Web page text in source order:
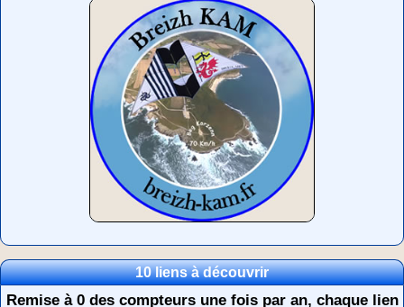
10 liens à découvrir
Remise à 0 des compteurs une fois par an, chaque lien